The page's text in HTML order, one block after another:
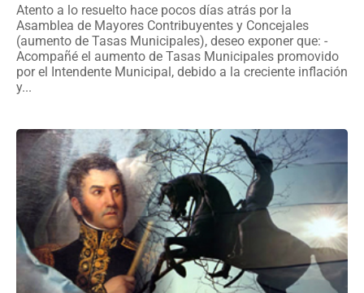
Atento a lo resuelto hace pocos días atrás por la
Asamblea de Mayores Contribuyentes y Concejales
(aumento de Tasas Municipales), deseo exponer que: -
Acompañé el aumento de Tasas Municipales promovido
por el Intendente Municipal, debido a la creciente inflación
y...